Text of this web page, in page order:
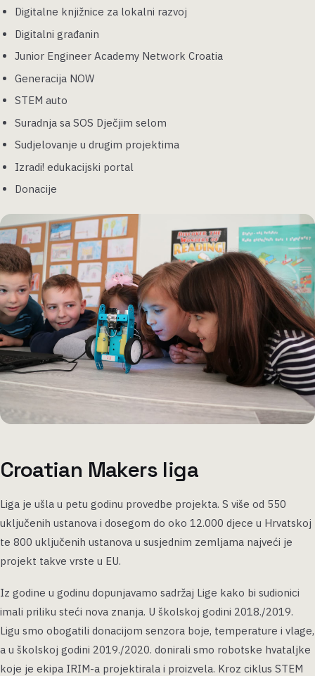
Digitalne knjižnice za lokalni razvoj
Digitalni građanin
Junior Engineer Academy Network Croatia
Generacija NOW
STEM auto
Suradnja sa SOS Dječjim selom
Sudjelovanje u drugim projektima
Izradi! edukacijski portal
Donacije
Croatian Makers liga
Liga je ušla u petu godinu provedbe projekta. S više od 550
uključenih ustanova i dosegom do oko 12.000 djece u Hrvatskoj
te 800 uključenih ustanova u susjednim zemljama najveći je
projekt takve vrste u EU.
Iz godine u godinu dopunjavamo sadržaj Lige kako bi sudionici
imali priliku steći nova znanja. U školskoj godini 2018./2019.
Ligu smo obogatili donacijom senzora boje, temperature i vlage,
a u školskoj godini 2019./2020. donirali smo robotske hvataljke
koje je ekipa IRIM-a projektirala i proizvela. Kroz ciklus STEM